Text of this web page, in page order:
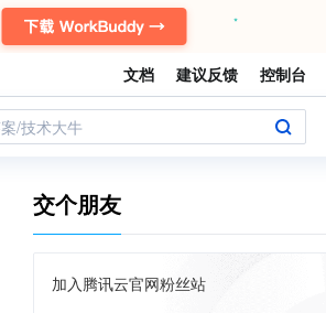
文档 建议反馈 控制台
/技术大牛
交个朋友
加入腾讯云官网粉丝站